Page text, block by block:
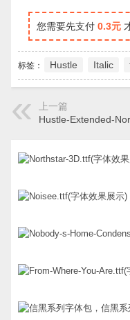
您需要先支付 0.3元
标签： Hustle Italic
上一篇
Hustle-Extended-